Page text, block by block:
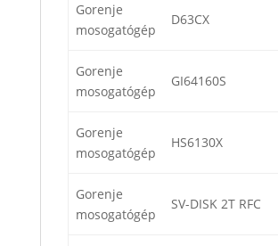
Gorenje
mosogatógép
D63CX
Gorenje
mosogatógép
GI64160S
Gorenje
mosogatógép
HS6130X
Gorenje
mosogatógép
SV-DISK 2T RFC